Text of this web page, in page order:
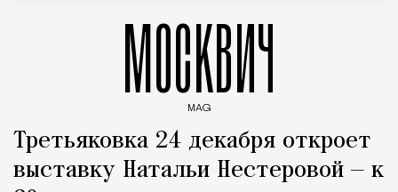
МОСКВИЧ
MAG
Третьяковка 24 декабря откроет
выставку Натальи Нестеровой — к